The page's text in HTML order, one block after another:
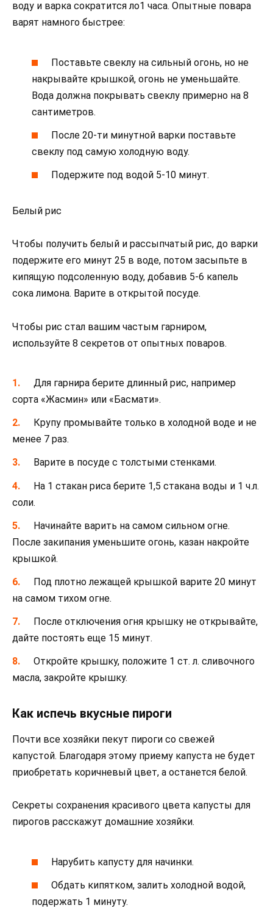
воду и варка сократится ло1 часа. Опытные повара
варят намного быстрее:
Поставьте свеклу на сильный огонь, но не
накрывайте крышкой, огонь не уменьшайте.
Вода должна покрывать свеклу примерно на 8
сантиметров.
После 20-ти минутной варки поставьте
свеклу под самую холодную воду.
Подержите под водой 5-10 минут.
Белый рис
Чтобы получить белый и рассыпчатый рис, до варки
подержите его минут 25 в воде, потом засыпьте в
кипящую подсоленную воду, добавив 5-6 капель
сока лимона. Варите в открытой посуде.
Чтобы рис стал вашим частым гарниром,
используйте 8 секретов от опытных поваров.
Для гарнира берите длинный рис, например
сорта «Жасмин» или «Басмати».
Крупу промывайте только в холодной воде и не
менее 7 раз.
Варите в посуде с толстыми стенками.
На 1 стакан риса берите 1,5 стакана воды и 1 ч.л.
соли.
Начинайте варить на самом сильном огне.
После закипания уменьшите огонь, казан накройте
крышкой.
Под плотно лежащей крышкой варите 20 минут
на самом тихом огне.
После отключения огня крышку не открывайте,
дайте постоять еще 15 минут.
Откройте крышку, положите 1 ст. л. сливочного
масла, закройте крышку.
Как испечь вкусные пироги
Почти все хозяйки пекут пироги со свежей
капустой. Благодаря этому приему капуста не будет
приобретать коричневый цвет, а останется белой.
Секреты сохранения красивого цвета капусты для
пирогов расскажут домашние хозяйки.
Нарубить капусту для начинки.
Обдать кипятком, залить холодной водой,
подержать 1 минуту.